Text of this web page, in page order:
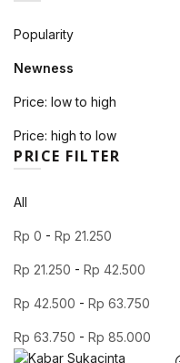
Popularity
Newness
Price: low to high
Price: high to low
PRICE FILTER
All
Rp 0 - Rp 21.250
Rp 21.250 - Rp 42.500
Rp 42.500 - Rp 63.750
Rp 63.750 - Rp 85.000